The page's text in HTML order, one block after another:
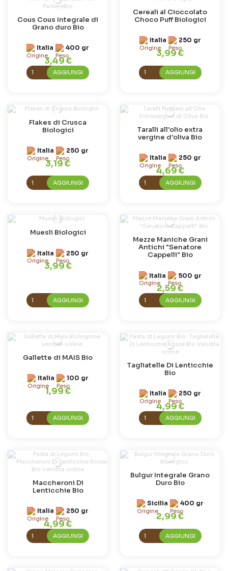
Cous Cous Integrale di
Grano duro Bio
Italia 400 gr
3,49 €
AGGIUNGI
Cereali al Cioccolato
Choco Puff Biologici
Italia 250 gr
3,99 €
AGGIUNGI
Flakes di Crusca
Biologici
Italia 250 gr
3,19 €
AGGIUNGI
Taralli all'olio extra
vergine d'oliva Bio
Italia 250 gr
4,69 €
AGGIUNGI
Muesli Biologici
Italia 250 gr
3,99 €
AGGIUNGI
Mezze Maniche Grani
Antichi "Senatore
Cappelli" Bio
Italia 500 gr
2,59 €
AGGIUNGI
Gallette di MAIS Bio
Italia 100 gr
1,99 €
AGGIUNGI
Tagliatelle Di Lenticchie
Bio
Italia 250 gr
4,99 €
AGGIUNGI
Maccheroni Di
Lenticchie Bio
Italia 250 gr
4,99 €
AGGIUNGI
Bulgur Integrale Grano
Duro Bio
Sicilia 400 gr
2,99 €
AGGIUNGI